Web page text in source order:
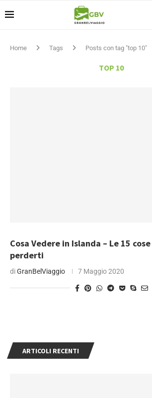
Home Tags Posts con tag "top 10"
TOP 10
Cosa Vedere in Islanda – Le 15
perderti
diGranBelViaggio 7 Maggio 2020
ARTICOLI RECENTI